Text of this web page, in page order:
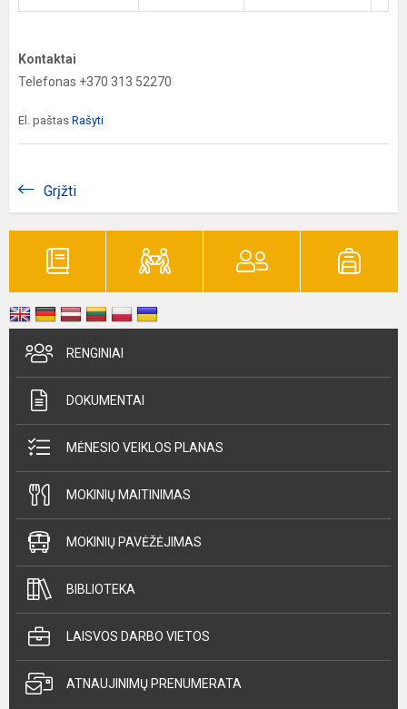
Kontaktai
Telefonas +370 313 52270
El. paštas Rašyti
Grįžti
RENGINIAI
DOKUMENTAI
MĖNESIO VEIKLOS PLANAS
MOKINIŲ MAITINIMAS
MOKINIŲ PAVĖŽĖJIMAS
BIBLIOTEKA
LAISVOS DARBO VIETOS
ATNAUJINIMŲ PRENUMERATA